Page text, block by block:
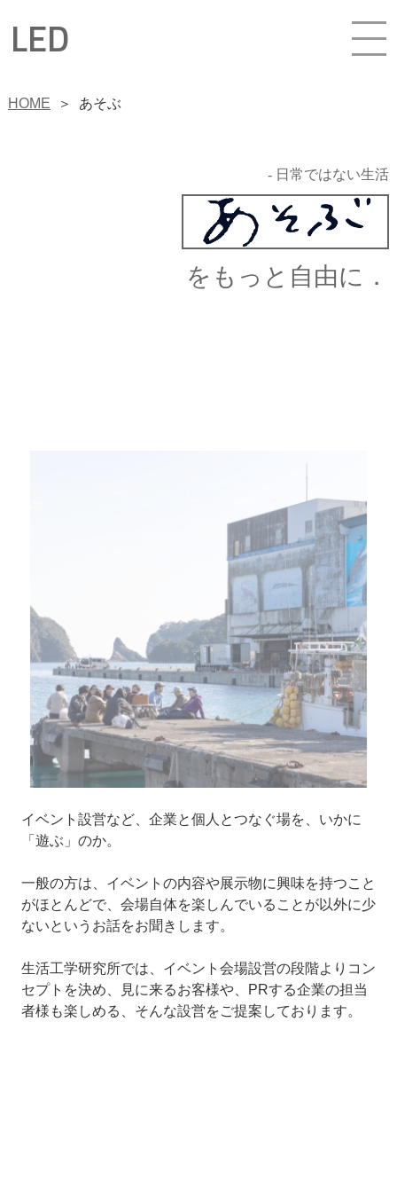
LED
HOME ＞ あそぶ
- 日常ではない生活
をもっと自由に．
イベント設営など、企業と個人とつなぐ場を、いかに
「遊ぶ」のか。
一般の方は、イベントの内容や展示物に興味を持つこと
がほとんどで、会場自体を楽しんでいることが以外に少
ないというお話をお聞きします。
生活工学研究所では、イベント会場設営の段階よりコン
セプトを決め、見に来るお客様や、PRする企業の担当
者様も楽しめる、そんな設営をご提案しております。